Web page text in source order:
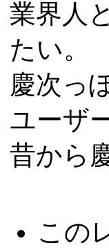
業界人
たい。
慶次っ
ユーザ
昔から
この